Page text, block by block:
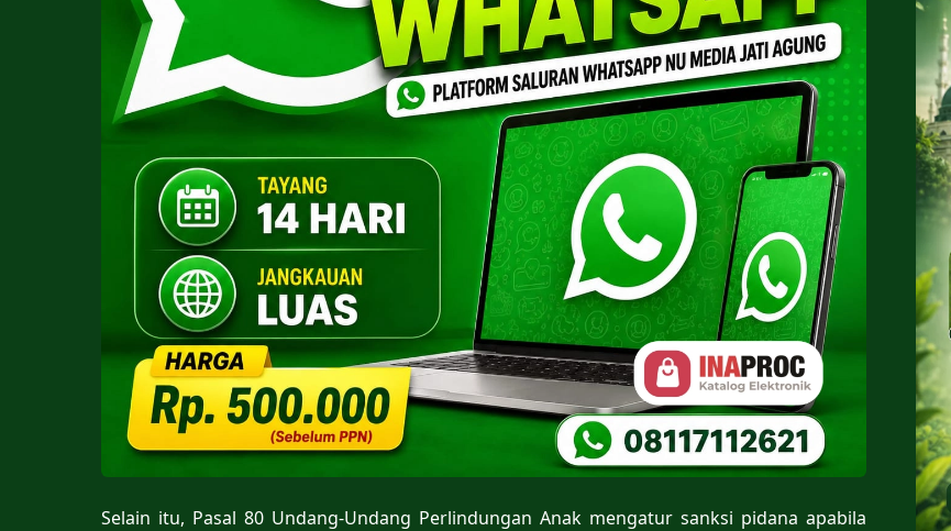
Selain itu, Pasal 80 Undang-Undang Perlindungan Anak mengatur sanksi pidana apabila